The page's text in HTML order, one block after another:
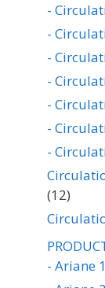
-
-
-
-
-
-
-
(12)
- Ariane 1